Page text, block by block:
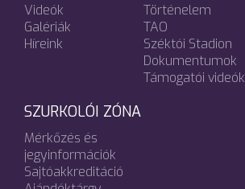
Videók
Galériák
Híreink
Történelem
TAO
Széktói Stadion
Dokumentumok
Támogatói videók
SZURKOLÓI ZÓNA
Mérkőzés és
jegyinformációk
Sajtóakkreditáció